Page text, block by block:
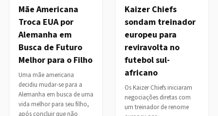
Mãe Americana
Troca EUA por
Alemanha em
Busca de Futuro
Melhor para o Filho
Uma mãe americana
decidiu mudar-se para a
Alemanha em busca de uma
vida melhor para seu filho,
após concluir que não
Kaizer Chiefs
sondam treinador
europeu para
reviravolta no
futebol sul-
africano
Os Kaizer Chiefs iniciaram
negociações diretas com
um treinador de renome